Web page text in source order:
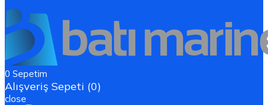
0 Sepetim
Alışveriş Sepeti (0)
close